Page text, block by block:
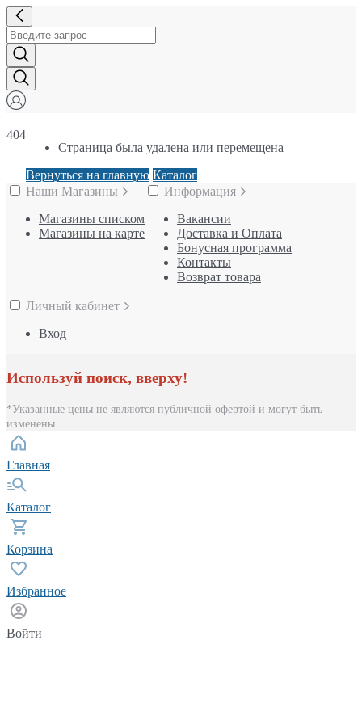
404
Страница была удалена или перемещена
Вернуться на главную Каталог
Наши Магазины
Магазины списком
Магазины на карте
Информация
Вакансии
Доставка и Оплата
Бонусная программа
Контакты
Возврат товара
Личный кабинет
Вход
Используй поиск, вверху!
*Указанные цены не являются публичной офертой и могут быть
изменены.
Главная
Каталог
Корзина
Избранное
Войти